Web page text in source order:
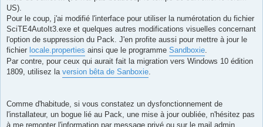
US).
Pour le coup, j'ai modifié l'interface pour utiliser la numérotation du fichier
SciTE4AutoIt3.exe et quelques autres modifications visuelles concernant
l'option de suppression du Pack. J'en profite aussi pour mettre à jour le
fichier locale.properties ainsi que le programme Sandboxie.
Par contre, pour ceux qui aurait fait la migration vers Windows 10 édition
1809, utilisez la version bêta de Sanboxie.
Comme d'habitude, si vous constatez un dysfonctionnement de
l'installateur, un bogue lié au Pack, une mise à jour oubliée, n'hésitez pas
à me remonter l'information par message privé ou sur le mail admin.